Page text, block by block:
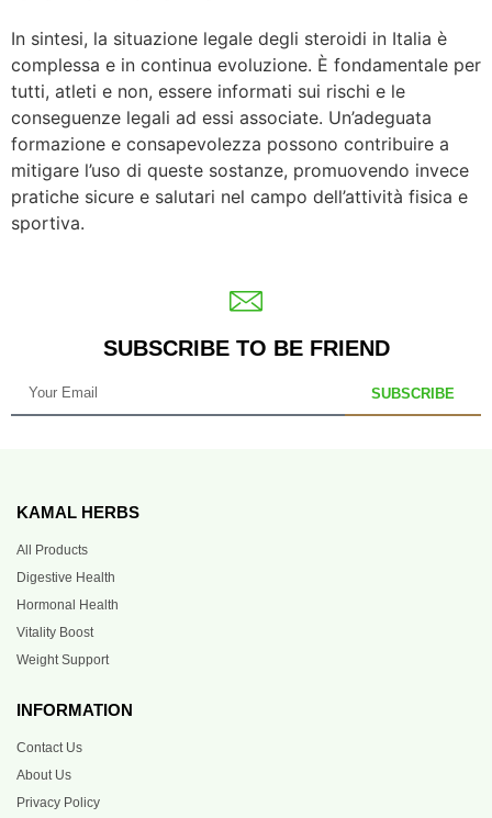
In sintesi, la situazione legale degli steroidi in Italia è
complessa e in continua evoluzione. È fondamentale per
tutti, atleti e non, essere informati sui rischi e le
conseguenze legali ad essi associate. Un’adeguata
formazione e consapevolezza possono contribuire a
mitigare l’uso di queste sostanze, promuovendo invece
pratiche sicure e salutari nel campo dell’attività fisica e
sportiva.
SUBSCRIBE TO BE FRIEND
SUBSCRIBE
KAMAL HERBS
All Products
Digestive Health
Hormonal Health
Vitality Boost
Weight Support
INFORMATION
Contact Us
About Us
Privacy Policy